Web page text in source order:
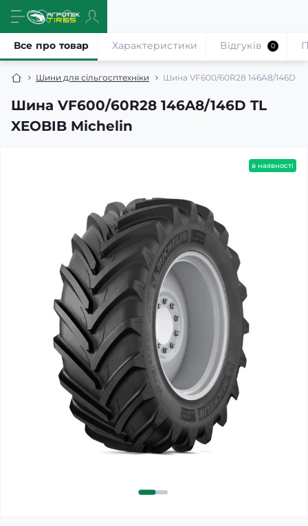
Шини для сільгосптехніки Шина VF600/60R28 146A8/146D
Шина VF600/60R28 146A8/146D TL
XEOBIB Michelin
Все про товар Характеристики Відгуків 0
в наявності